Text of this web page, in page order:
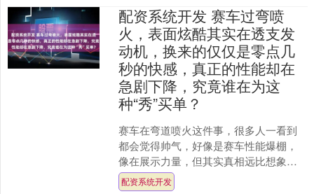
配资系统开发 赛车过弯喷
火，表面炫酷其实在透支发
动机，换来的仅仅是零点几
秒的快感，真正的性能却在
急剧下降，究竟谁在为这
种“秀”买单？
赛车在弯道喷火这件事，很多人一看到
都会觉得帅气，好像是赛车性能爆棚，
像在展示力量，但其实真相远比想象的
复杂。这些火光背后配资系统开发，是
配资系统开发